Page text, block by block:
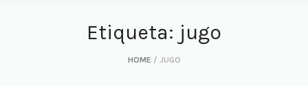
Etiqueta: jugo
HOME / JUGO